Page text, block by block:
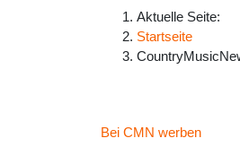
Aktuelle Seite:
Startseite
Bei CMN werben